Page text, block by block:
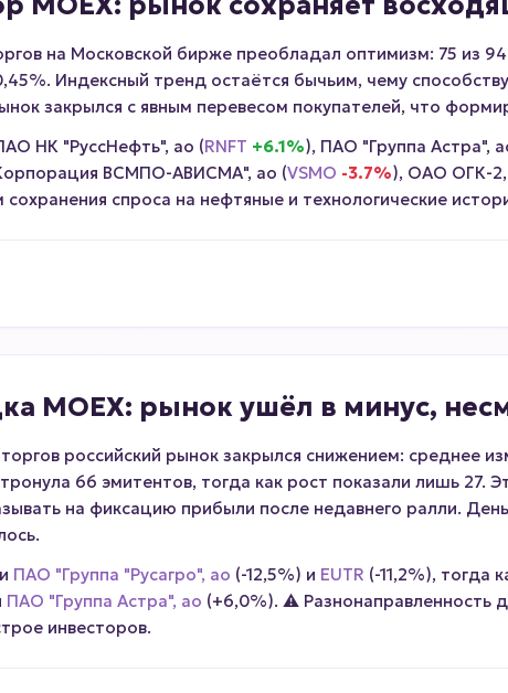
на Московской бирже преобладал оптимизм: 75 из
Индексный тренд остаётся бычьим, чему
закрылся с явным перевесом покупателей, что
НК "РуссНефть", ао (RNFT +6.1%), ПАО "Группа Астра",
ВСМПО-АВИСМА", ао (VSMO -3.7%), ОАО ОГК-2,
спроса на нефтяные и технологические
MOEX: рынок ушёл в минус,
российский рынок закрылся снижением: среднее
66 эмитентов, тогда как рост показали лишь
на фиксацию прибыли после недавнего ралли.
ПАО "Группа "Русагро", ао (-12,5%) и EUTR (-11,2%), тогда
ПАО "Группа Астра", ао (+6,0%). ⚠️ Разнонаправленность
инвесторов.